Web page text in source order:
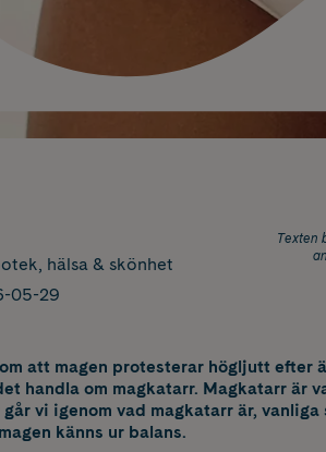
hälsa & skönhet
05-29
Texten
att magen protesterar högljutt efter
handla om magkatarr. Magkatarr är
vi igenom vad magkatarr är,
känns ur balans.